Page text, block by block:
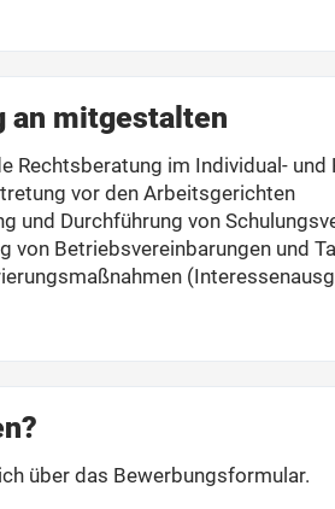
an mitgestalten
Rechtsberatung im Individual-
vor den Arbeitsgerichten
und Durchführung von
von Betriebsvereinbarungen und
über das Bewerbungsformular.